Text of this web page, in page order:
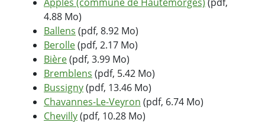
4.88 Mo)
Ballens (pdf, 8.92 Mo)
Berolle(pdf, 2.17 Mo)
Bière(pdf, 3.99 Mo)
Bremblens (pdf, 5.42 Mo)
Bussigny(pdf, 13.46 Mo)
Chavannes-Le-Veyron (pdf, 6.74 Mo)
Chevilly(pdf, 10.28 Mo)